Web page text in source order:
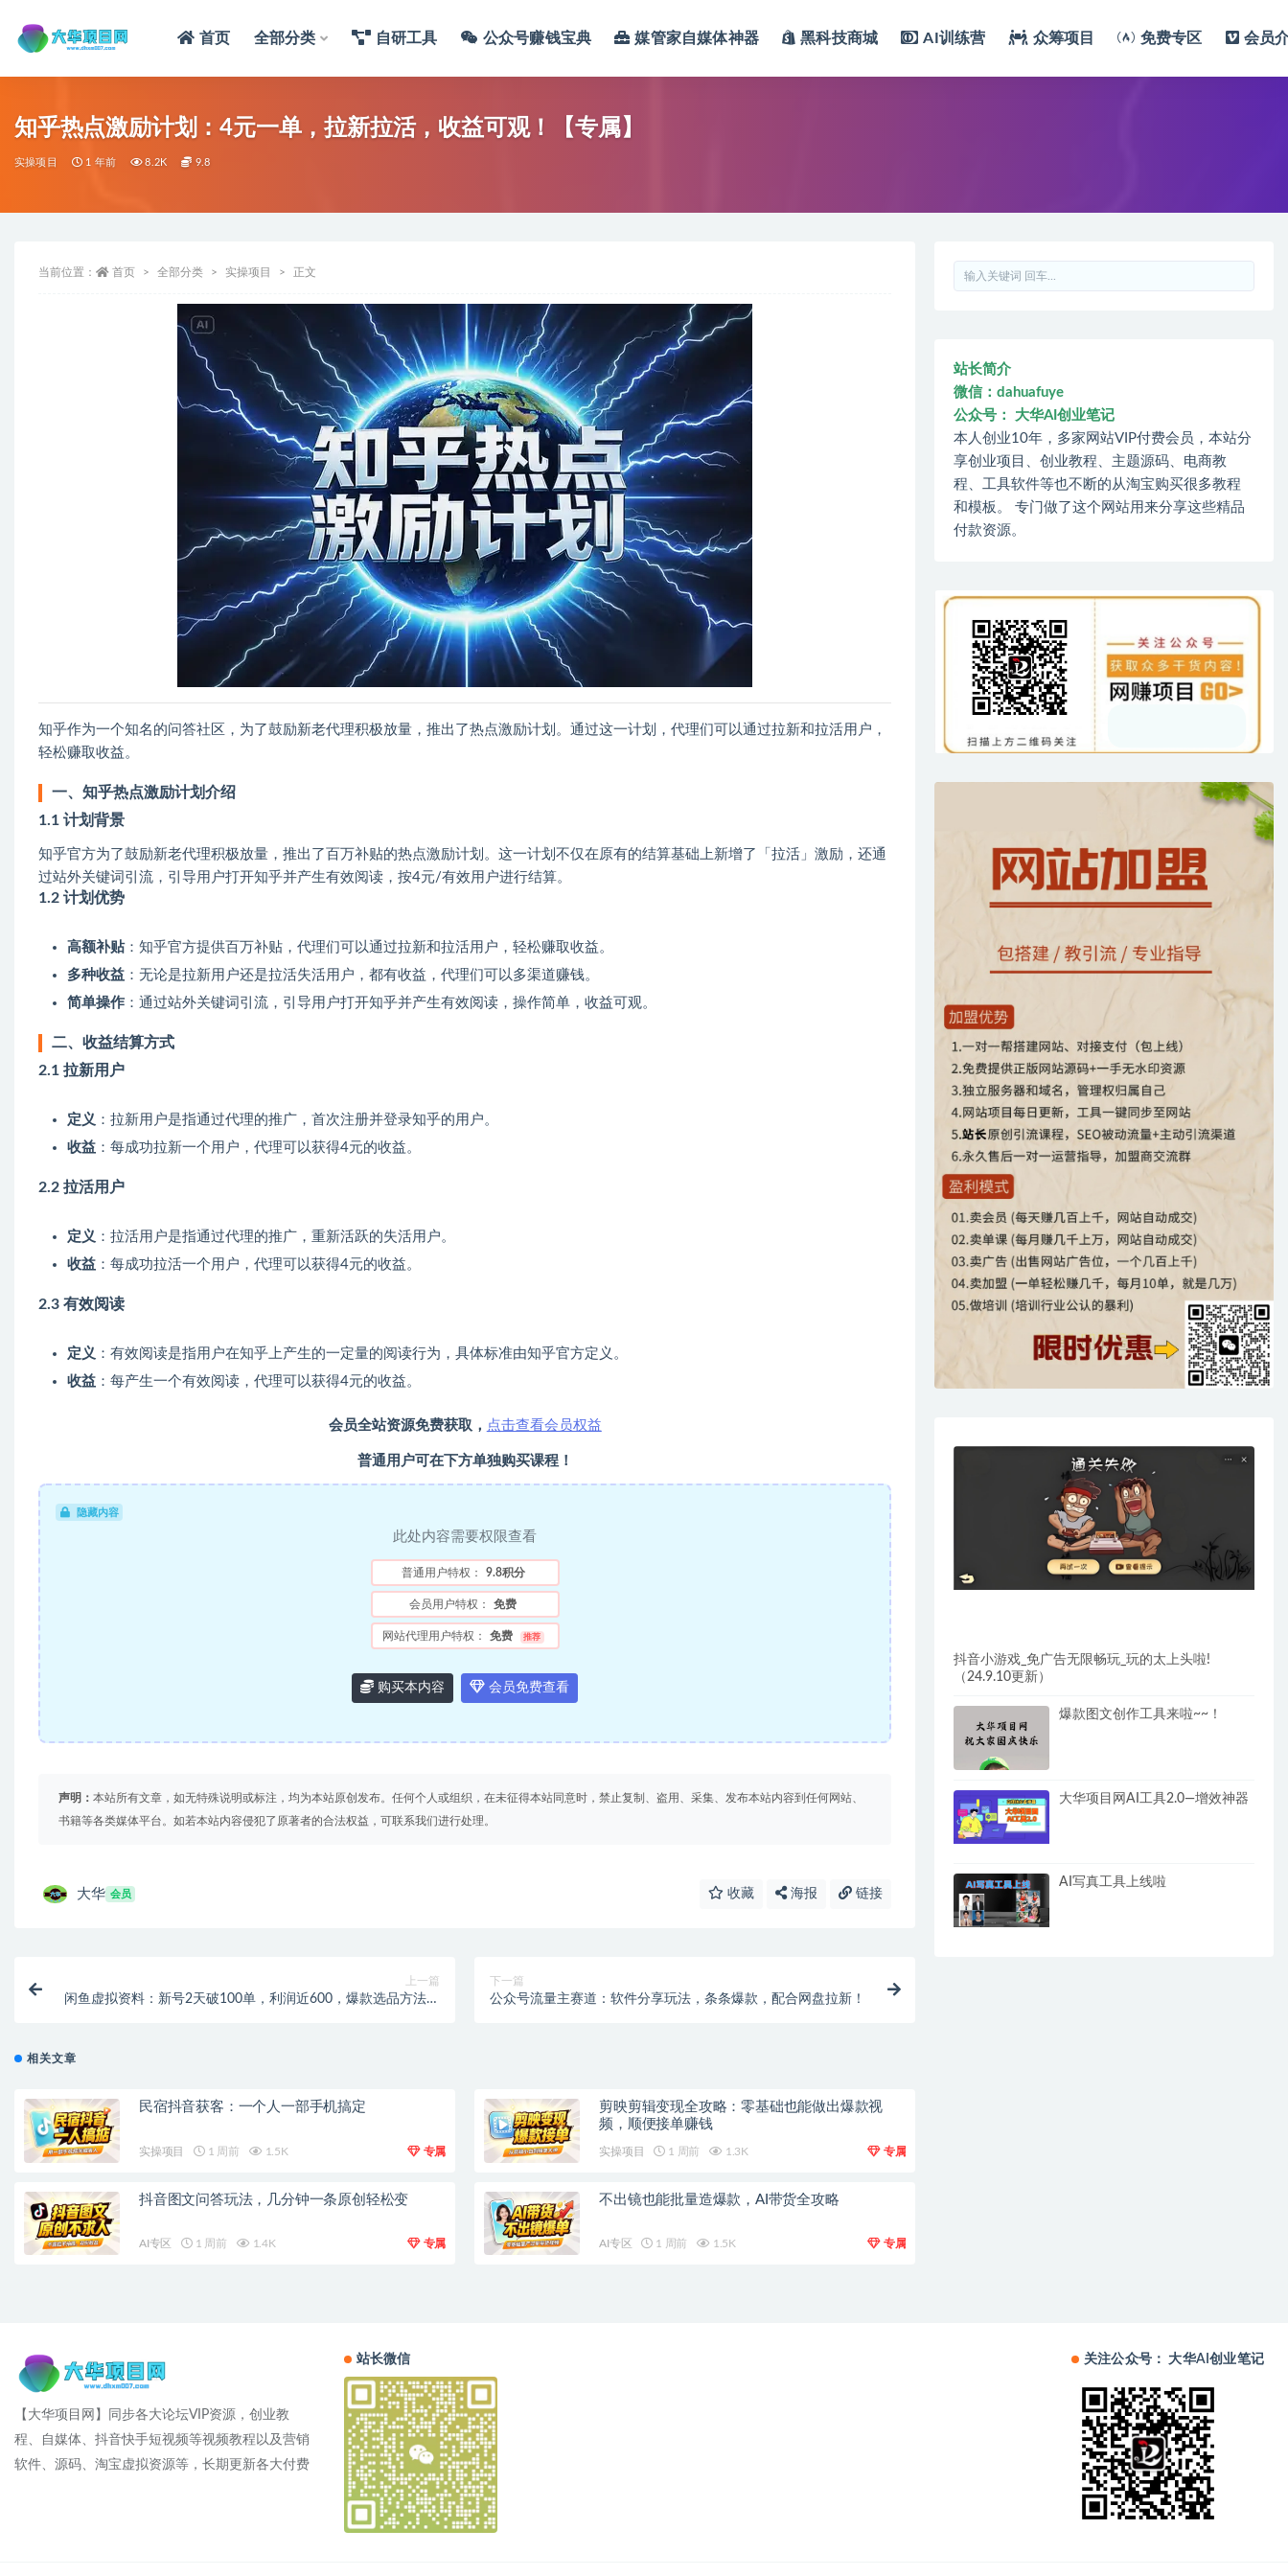
首页 全部分类 自研工具 公众号赚钱宝典 媒管家自媒体神器 黑科技商城 AI训练营 众筹项目 免费专区 会员
知乎热点激励计划：4元一单，拉新拉活，收益可观！【专属】
实操项目 1 年前 8.2K 9.8
当前位置： 首页 全部分类 实操项目 正文
知乎作为一个知名的问答社区，为了鼓励新老代理积极放量，推出了热点激励计划。通过这一计划，代理们可以通过拉新和拉活用户，
轻松赚取收益。
一、知乎热点激励计划介绍
1.1 计划背景
知乎官方为了鼓励新老代理积极放量，推出了百万补贴的热点激励计划。这一计划不仅在原有的结算基础上新增了「拉活」激励，还通
过站外关键词引流，引导用户打开知乎并产生有效阅读，按4元/有效用户进行结算。
1.2 计划优势
高额补贴：知乎官方提供百万补贴，代理们可以通过拉新和拉活用户，轻松赚取收益。
多种收益 ：无论是拉新用户还是拉活失活用户，都有收益，代理们可以多渠道赚钱。
简单操作 ：通过站外关键词引流，引导用户打开知乎并产生有效阅读，操作简单，收益可观。
二、收益结算方式
2.1 拉新用户
定义 ：拉新用户是指通过代理的推广，首次注册并登录知乎的用户。
收益 ：每成功拉新一个用户，代理可以获得4元的收益。
2.2 拉活用户
定义 ：拉活用户是指通过代理的推广，重新活跃的失活用户。
收益 ：每成功拉活一个用户，代理可以获得4元的收益。
2.3 有效阅读
定义 ：有效阅读是指用户在知乎上产生的一定量的阅读行为，具体标准由知乎官方定义。
收益 ：每产生一个有效阅读，代理可以获得4元的收益。
会员全站资源免费获取， 点击查看会员权益
普通用户可在下方单独购买课程！
隐藏内容
此处内容需要权限查看
普通用户特权： 9.8积分
会员用户特权： 免费
网站代理用户特权： 免费 推荐
购买本内容 会员免费查看
声明： 本站所有文章，如无特殊说明或标注，均为本站原创发布。任何个人或组织，在未征得本站同意时，禁止复制、盗用、采集、发布本站内容到任何网站、
书籍等各类媒体平台。如若本站内容侵犯了原著者的合法权益，可联系我们进行处理。
大华 会员 收藏 海报 链接
上一篇
闲鱼虚拟资料：新号2天破100单，利润近600，爆款选品方法大
下一篇
公众号流量主赛道：软件分享玩法，条条爆款，配合网盘拉新！
相关文章
民宿抖音获客：一个人一部手机搞定
实操项目 1 周前 1.5K 专属
剪映剪辑变现全攻略：零基础也能做出爆款视
频，顺便接单赚钱
实操项目 1 周前 1.3K 专属
抖音图文问答玩法，几分钟一条原创轻松变
AI专区 1 周前 1.4K 专属
不出镜也能批量造爆款，AI带货全攻略
AI专区 1 周前 1.5K 专属
站长简介
微信：dahuafuye
公众号： 大华AI创业笔记
本人创业10年，多家网站VIP付费会员，本站分
享创业项目、创业教程、主题源码、电商教
程、工具软件等也不断的从淘宝购买很多教程
和模板。 专门做了这个网站用来分享这些精品
付款资源。
抖音小游戏_免广告无限畅玩_玩的太上头啦!
（24.9.10更新）
爆款图文创作工具来啦~~！
大华项目网AI工具2.0—增效神器
AI写真工具上线啦
【大华项目网】同步各大论坛VIP资源，创业教
程、自媒体、抖音快手短视频等视频教程以及营销
软件、源码、淘宝虚拟资源等，长期更新各大付费
站长微信 关注公众号： 大华AI创业笔记